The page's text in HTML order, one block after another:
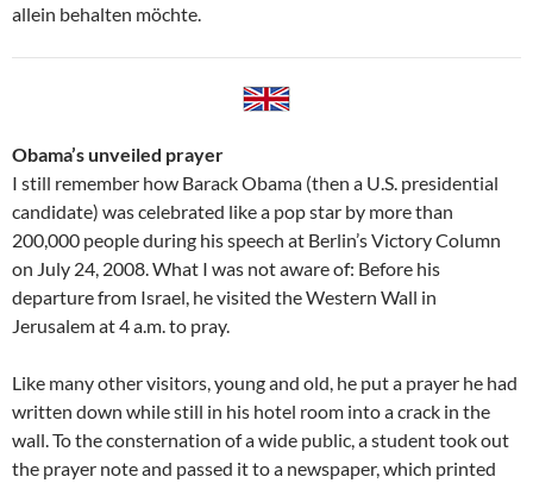
allein behalten möchte.
Obama’s unveiled prayer
I still remember how Barack Obama (then a U.S. presidential
candidate) was celebrated like a pop star by more than
200,000 people during his speech at Berlin’s Victory Column
on July 24, 2008. What I was not aware of: Before his
departure from Israel, he visited the Western Wall in
Jerusalem at 4 a.m. to pray.
Like many other visitors, young and old, he put a prayer he had
written down while still in his hotel room into a crack in the
wall. To the consternation of a wide public, a student took out
the prayer note and passed it to a newspaper, which printed